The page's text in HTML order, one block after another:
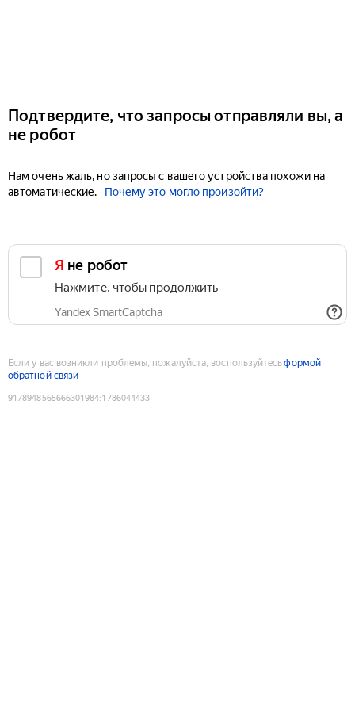
Подтвердите, что запросы отправляли вы, а
не робот
Нам очень жаль, но запросы с вашего устройства похожи на
автоматические.
Почему это могло произойти?
Я не робот
Нажмите, чтобы продолжить
Yandex SmartCaptcha
Если у вас возникли проблемы, пожалуйста, воспользуйтесьформой
обратной связи
9178948565666301984:1786044433